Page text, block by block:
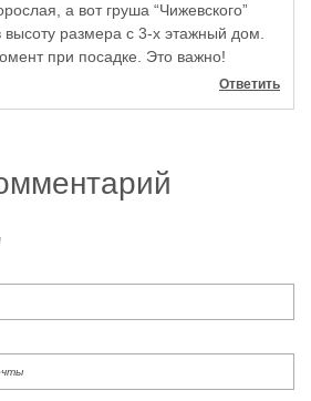
а вот груша “Чижевского”
высоту размера с 3-х этажный дом.
при посадке. Это важно!
Ответить